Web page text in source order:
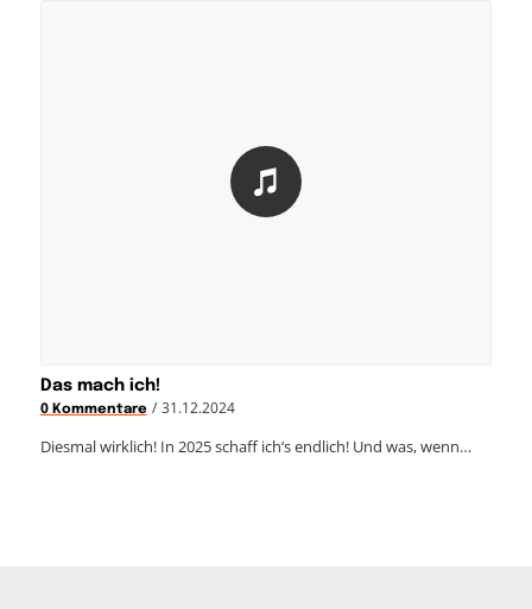
Das mach ich!
0 Kommentare / 31.12.2024
Diesmal wirklich! In 2025 schaff ich‘s endlich! Und was, wenn…